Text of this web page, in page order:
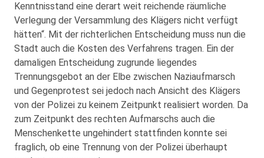
Kenntnisstand eine derart weit reichende räumliche
Verlegung der Versammlung des Klägers nicht verfügt
hätten“. Mit der richterlichen Entscheidung muss nun die
Stadt auch die Kosten des Verfahrens tragen. Ein der
damaligen Entscheidung zugrunde liegendes
Trennungsgebot an der Elbe zwischen Naziaufmarsch
und Gegenprotest sei jedoch nach Ansicht des Klägers
von der Polizei zu keinem Zeitpunkt realisiert worden. Da
zum Zeitpunkt des rechten Aufmarschs auch die
Menschenkette ungehindert stattfinden konnte sei
fraglich, ob eine Trennung von der Polizei überhaupt